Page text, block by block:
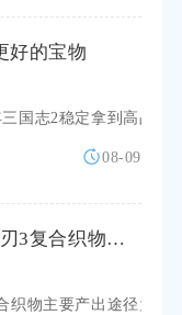
好的宝物
国志2稳定拿到高品质
08-09
有没有人知道如何获得影之刃3复合织物材料
织物主要产出途径为里